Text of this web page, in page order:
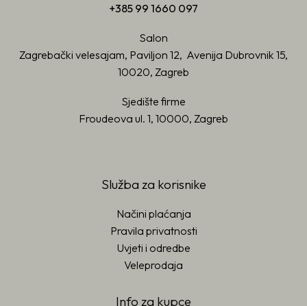
+385 99 1660 097
Salon
Zagrebački velesajam, Paviljon 12, Avenija Dubrovnik 15,
10020, Zagreb
Sjedište firme
Froudeova ul. 1, 10000, Zagreb
Služba za korisnike
Načini plaćanja
Pravila privatnosti
Uvjeti i odredbe
Veleprodaja
Info za kupce